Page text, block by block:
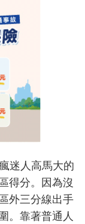
迷人高馬大的
得分。因為沒
外三分線出手
。靠著普通人